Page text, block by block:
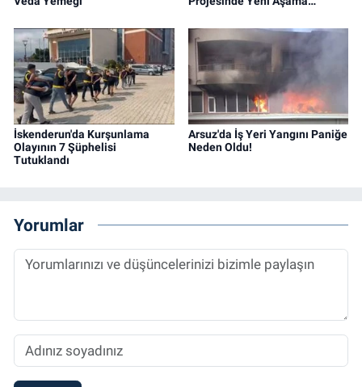
İskenderun'da Kurşunlama
Olayının 7 Şüphelisi
Tutuklandı
Arsuz'da İş Yeri Yangını Paniğe
Neden Oldu!
Yorumlar